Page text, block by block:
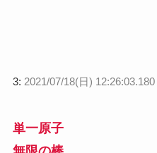
3: 2021/07/18(日) 12:26:03.180
単一原子